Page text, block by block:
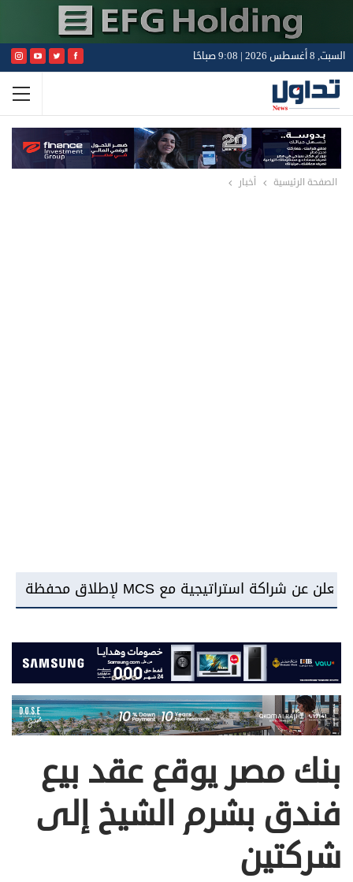
السبت, 8 أغسطس 2026 | 9:08 صباحًا
الصفحة الرئيسية أخبار
بنك مصر يوقع عقد بيع
فندق بشرم الشيخ إلى
شركتين